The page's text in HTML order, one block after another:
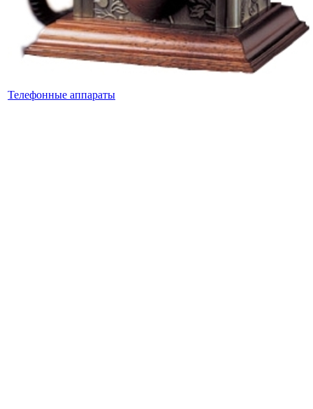
Телефонные аппараты